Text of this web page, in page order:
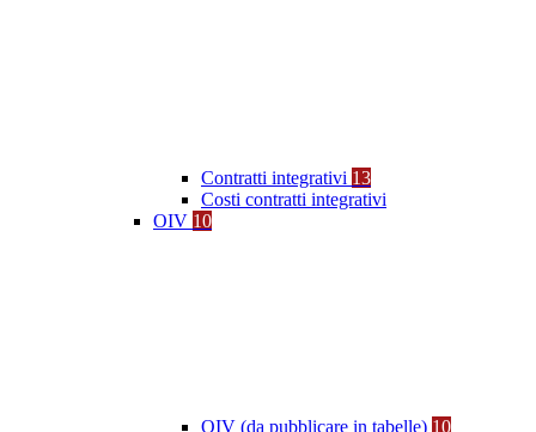
Contratti integrativi 13
Costi contratti integrativi
OIV 10
OIV (da pubblicare in tabelle) 10